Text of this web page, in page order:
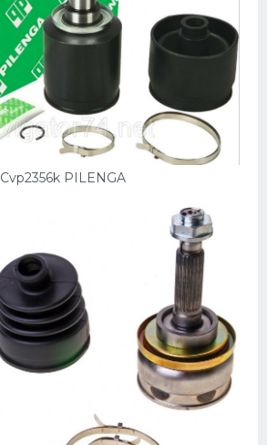
Cvp2356k PILENGA